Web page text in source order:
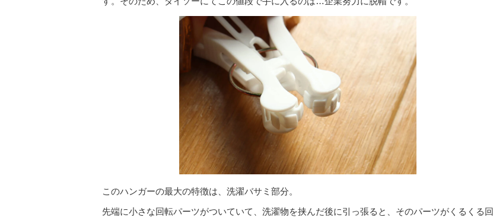
このハンガーの最大の特徴は、洗濯バサミ部分。
先端に小さな回転パーツがついていて、洗濯物を挟んだ後に引っ張ると、そのパーツがくるくる回